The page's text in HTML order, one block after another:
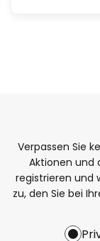
Verpassen Sie
Aktionen und
registrieren und
zu, den Sie bei